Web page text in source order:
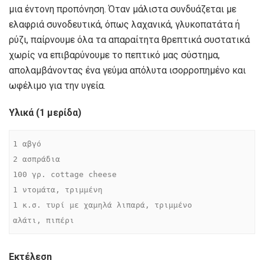
μια έντονη προπόνηση. Όταν μάλιστα συνδυάζεται με
ελαφριά συνοδευτικά, όπως λαχανικά, γλυκοπατάτα ή
ρύζι, παίρνουμε όλα τα απαραίτητα θρεπτικά συστατικά
χωρίς να επιβαρύνουμε το πεπτικό μας σύστημα,
απολαμβάνοντας ένα γεύμα απόλυτα ισορροπημένο και
ωφέλιμο για την υγεία.
Υλικά (1 μερίδα)
1 αβγό
2 ασπράδια
100 γρ. cottage cheese
1 ντομάτα, τριμμένη
1 κ.σ. τυρί με χαμηλά λιπαρά, τριμμένο
αλάτι, πιπέρι
Εκτέλεση